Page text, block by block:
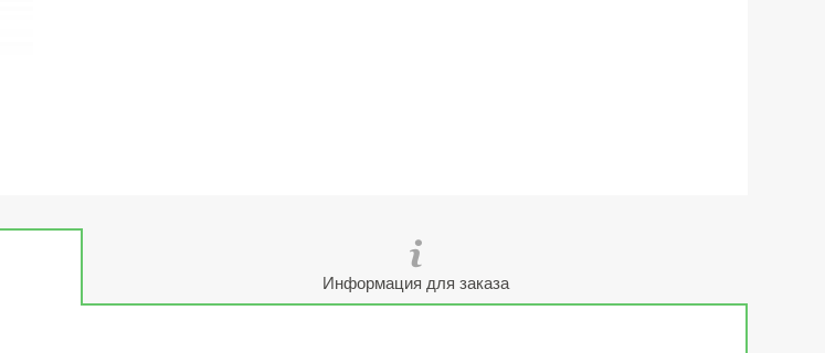
Информация для заказа